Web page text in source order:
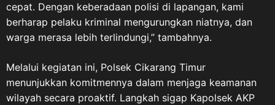
cepat. Dengan keberadaan polisi di lapangan, kami
berharap pelaku kriminal mengurungkan niatnya, dan
warga merasa lebih terlindungi,” tambahnya.
Melalui kegiatan ini, Polsek Cikarang Timur
menunjukkan komitmennya dalam menjaga keamanan
wilayah secara proaktif. Langkah sigap Kapolsek AKP